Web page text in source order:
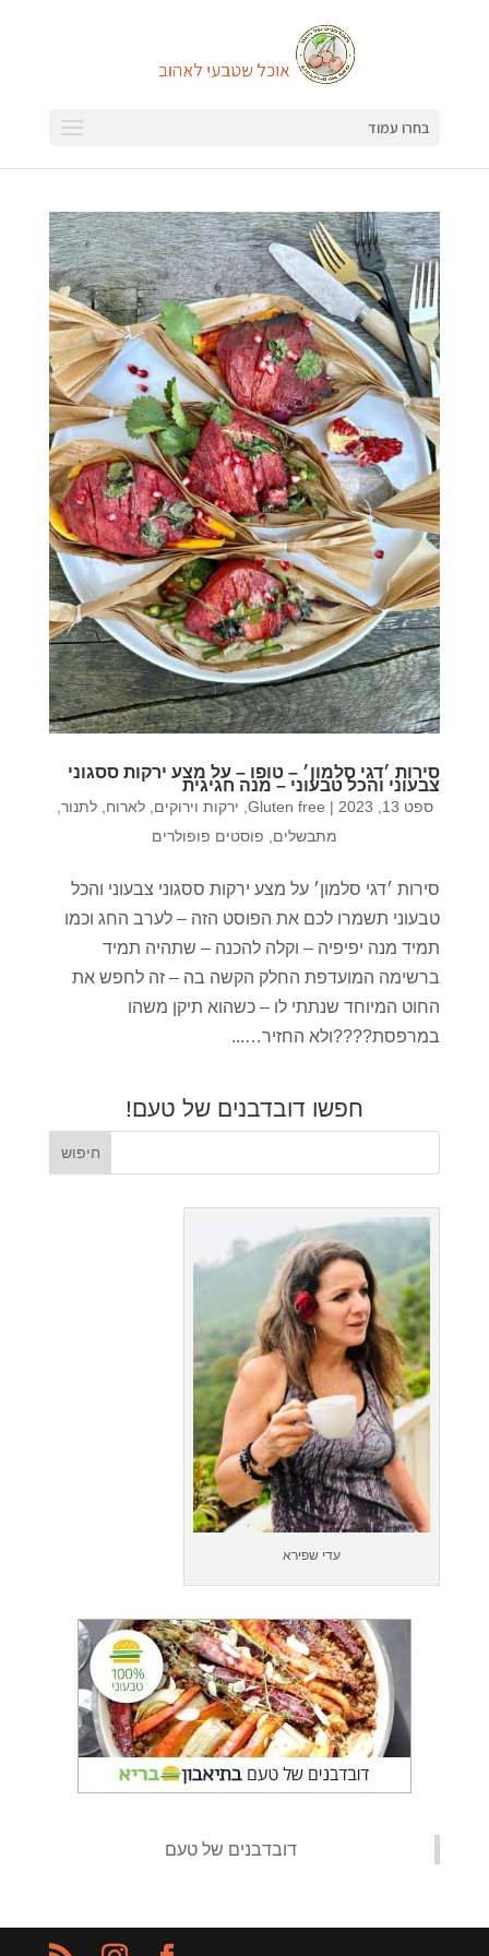
בחרו עמוד
סירות ׳דגי סלמון׳ – טופו – על מצע ירקות ססגוני
צבעוני והכל טבעוני – מנה חגיגית
ספט 13, 2023 |
Gluten free ירקות וירוקים ,לארוח ,לתנור
מתבשלים
פוסטים פופולרים
סירות ׳דגי סלמון׳ על מצע ירקות ססגוני צבעוני והכל
טבעוני תשמרו לכם את הפוסט הזה – לערב החג וכמו
תמיד מנה יפיפיה – וקלה להכנה – שתהיה תמיד
ברשימה המועדפת החלק הקשה בה – זה לחפש את
החוט המיוחד שנתתי לו – כשהוא תיקן משהו
במרפסת????ולא החזיר…...
חפשו דובדבנים של טעם!
עדי שפירא
‏דובדבנים של טעם‏